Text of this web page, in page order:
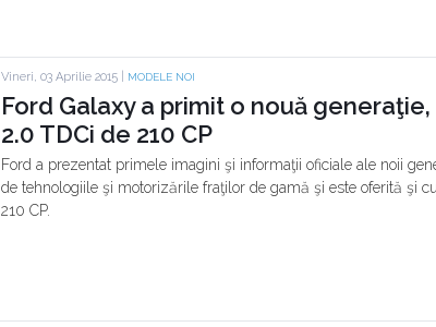
Vineri, 03 Aprilie 2015 | MODELE NOI
Ford Galaxy a primit o nouă
2.0 TDCi de 210 CP
Ford a prezentat primele imagini şi informaţii oficiale ale noii
de tehnologiile şi motorizările fraţilor de gamă şi este oferită şi
210 CP.